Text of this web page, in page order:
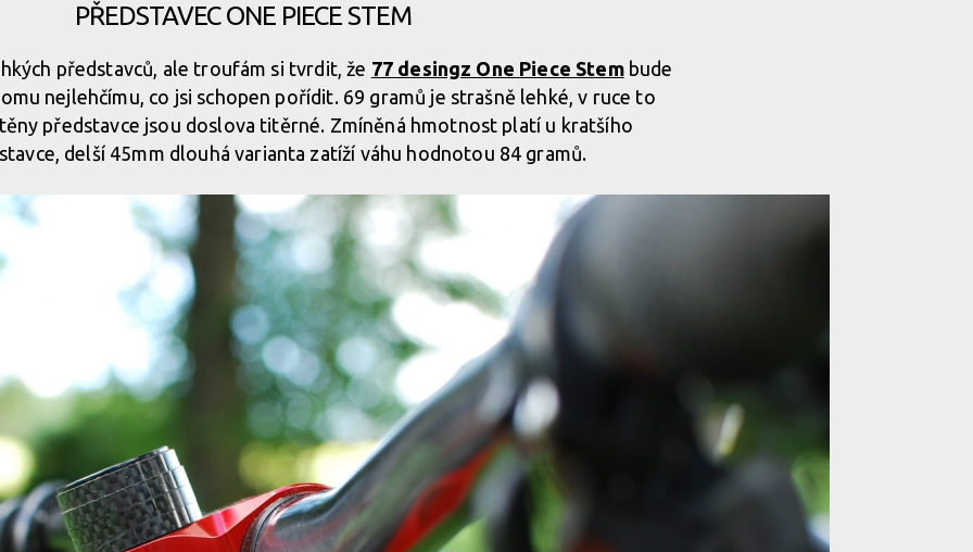
lehké
lehké
lehké
PŘEDSTAVEC ONE PIECE STEM
představců, ale troufám si tvrdit, že 77 desingz One Piece Stembude
nejlehčímu, co jsi schopen pořídit. 69 gramů je strašně lehké, v ruce to
představce jsou doslova titěrné. Zmíněná hmotnost platí u kratšího
delší 45mm dlouhá varianta zatíží váhu hodnotou 84 gramů.